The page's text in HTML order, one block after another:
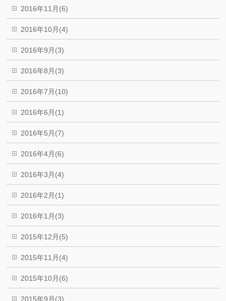
2016年11月(6)
2016年10月(4)
2016年9月(3)
2016年8月(3)
2016年7月(10)
2016年6月(1)
2016年5月(7)
2016年4月(6)
2016年3月(4)
2016年2月(1)
2016年1月(3)
2015年12月(5)
2015年11月(4)
2015年10月(6)
2015年9月(3)